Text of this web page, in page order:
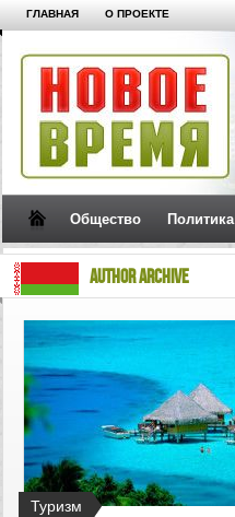
ГЛАВНАЯ О ПРОЕКТЕ
Общество Политика
AUTHOR ARCHIVE
Туризм